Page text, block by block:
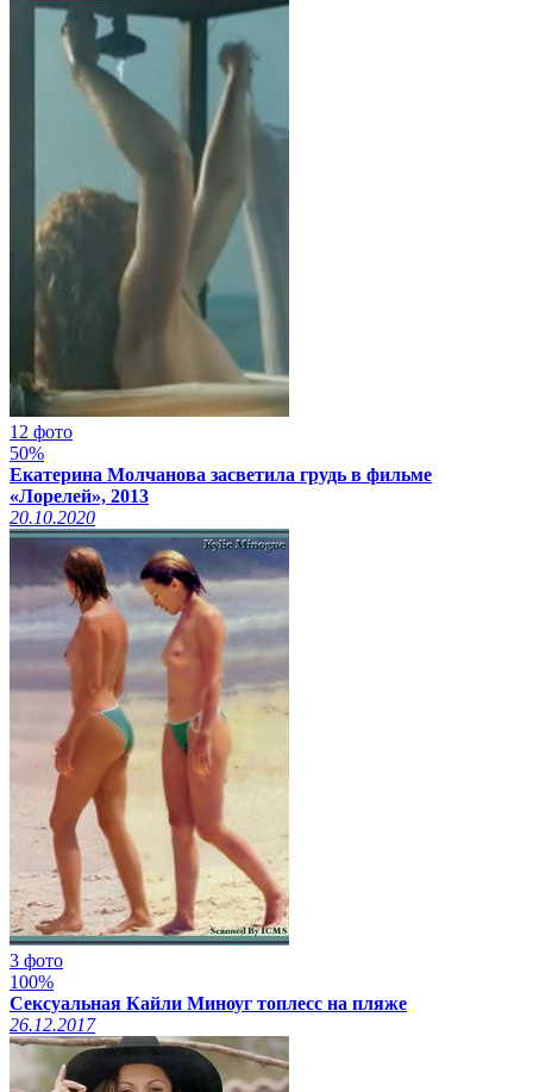
12 фото
50%
Екатерина Молчанова засветила грудь в фильме
«Лорелей», 2013
20.10.2020
3 фото
100%
Сексуальная Кайли Миноуг топлесс на пляже
26.12.2017